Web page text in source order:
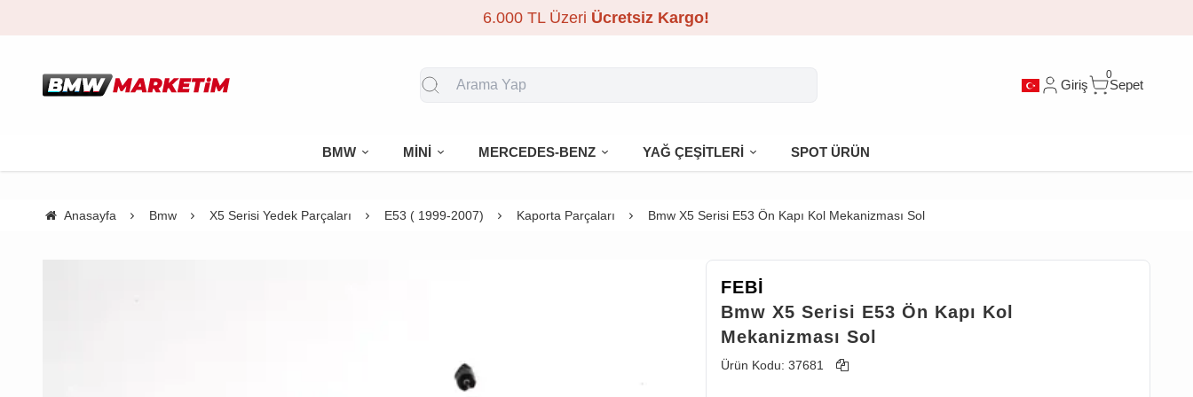
6.000 TL Üzeri Ücretsiz Kargo!
Giriş
0
Sepet
BMW MİNİ MERCEDES-BENZ YAĞ ÇEŞİTLERİ SPOT ÜRÜN
Anasayfa Bmw X5 Serisi Yedek Parçaları E53 ( 1999-2007) Kaporta Parçaları Bmw X5 Serisi E53 Ön Kapı Kol Mekanizması Sol
FEBİ
Bmw X5 Serisi E53 Ön Kapı Kol
Mekanizması Sol
Ürün Kodu: 37681